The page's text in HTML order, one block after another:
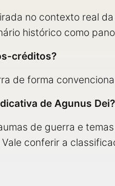
no contexto real
histórico como
créditos?
de forma
de Agunus Dei?
de guerra e
conferir a